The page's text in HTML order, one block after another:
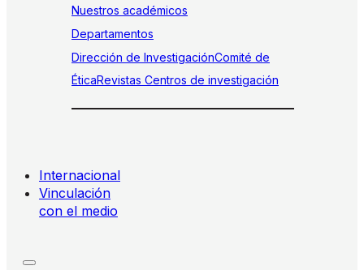
Nuestros académicos
Departamentos
Dirección de InvestigaciónComité de
ÉticaRevistas Centros de investigación
Internacional
Vinculación
con el medio